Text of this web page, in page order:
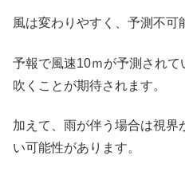
風は変わりやすく、予測不可
予報で風速10ｍが予測され
吹くことが期待されます。
加えて、雨が伴う場合は視界
い可能性があります。